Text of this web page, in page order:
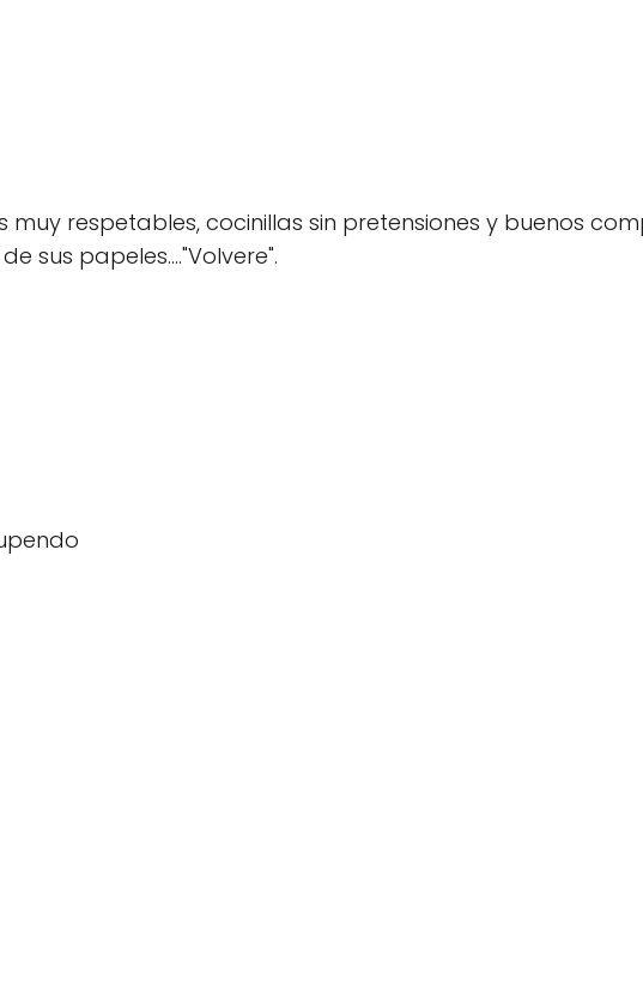
muy respetables, cocinillas sin pretensiones y buenos
sus papeles...."Volvere".